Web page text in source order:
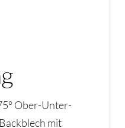
Ober-Unter-
mit